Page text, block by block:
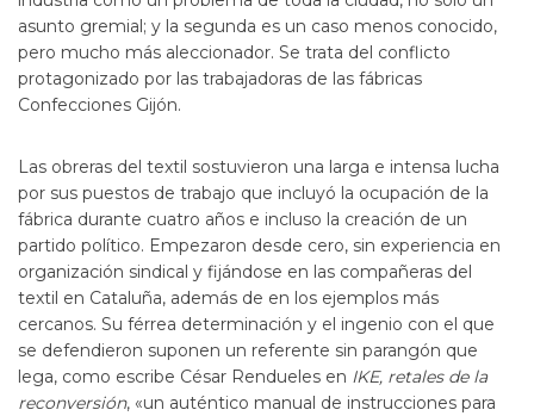
asunto gremial; y la segunda es un caso menos conocido,
pero mucho más aleccionador. Se trata del conflicto
protagonizado por las trabajadoras de las fábricas
Confecciones Gijón.
Las obreras del textil sostuvieron una larga e intensa lucha
por sus puestos de trabajo que incluyó la ocupación de la
fábrica durante cuatro años e incluso la creación de un
partido político. Empezaron desde cero, sin experiencia en
organización sindical y fijándose en las compañeras del
textil en Cataluña, además de en los ejemplos más
cercanos. Su férrea determinación y el ingenio con el que
se defendieron suponen un referente sin parangón que
lega, como escribe César Rendueles en IKE, retales de la
reconversión, «un auténtico manual de instrucciones para